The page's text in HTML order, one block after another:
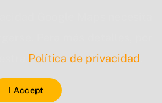
Política de privacidad
I Accept